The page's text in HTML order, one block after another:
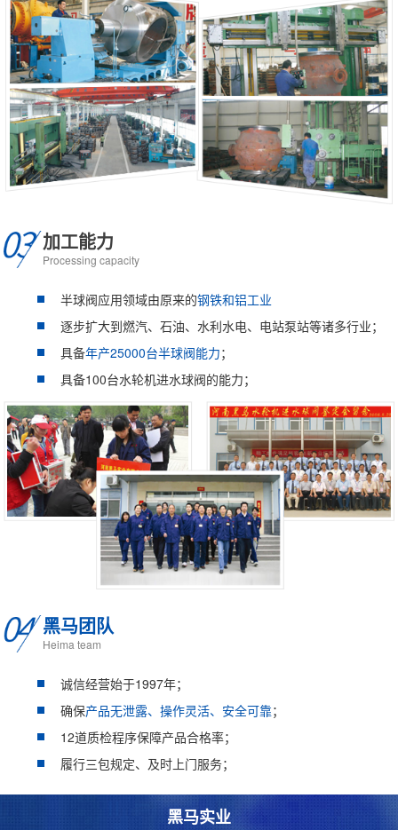
加工能力
Processing capacity
半球阀应用领域由原来的钢铁和铝工业
逐步扩大到燃汽、石油、水利水电、电站泵站等诸多行业；
具备年产25000台半球阀能力；
具备100台水轮机进水球阀的能力；
黑马团队
Heima team
诚信经营始于1997年；
确保产品无泄露、操作灵活、安全可靠；
12道质检程序保障产品合格率；
履行三包规定、及时上门服务；
黑马实业